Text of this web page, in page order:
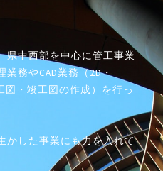
県中西部を中心に管工事業
務やCAD業務（2D・
図・竣工図の作成）を行っ
かした事業にも力を入れて